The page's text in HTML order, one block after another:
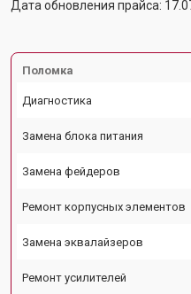
Дата обновления прайса:
Поломка
Диагностика
Замена блока питания
Замена фейдеров
Ремонт корпусных элементов
Замена эквалайзеров
Ремонт усилителей